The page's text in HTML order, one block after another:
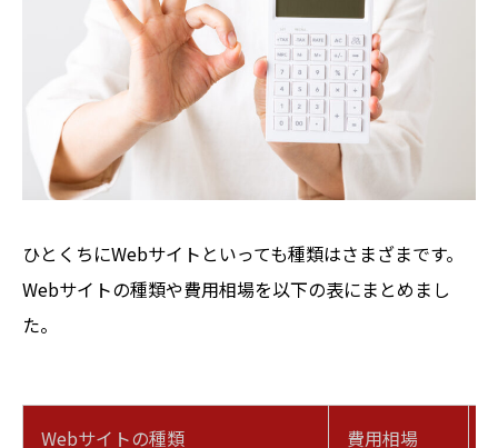
ひとくちにWebサイトといっても種類はさまざまです。
Webサイトの種類や費用相場を以下の表にまとめまし
た。
Webサイトの種類 費用相場